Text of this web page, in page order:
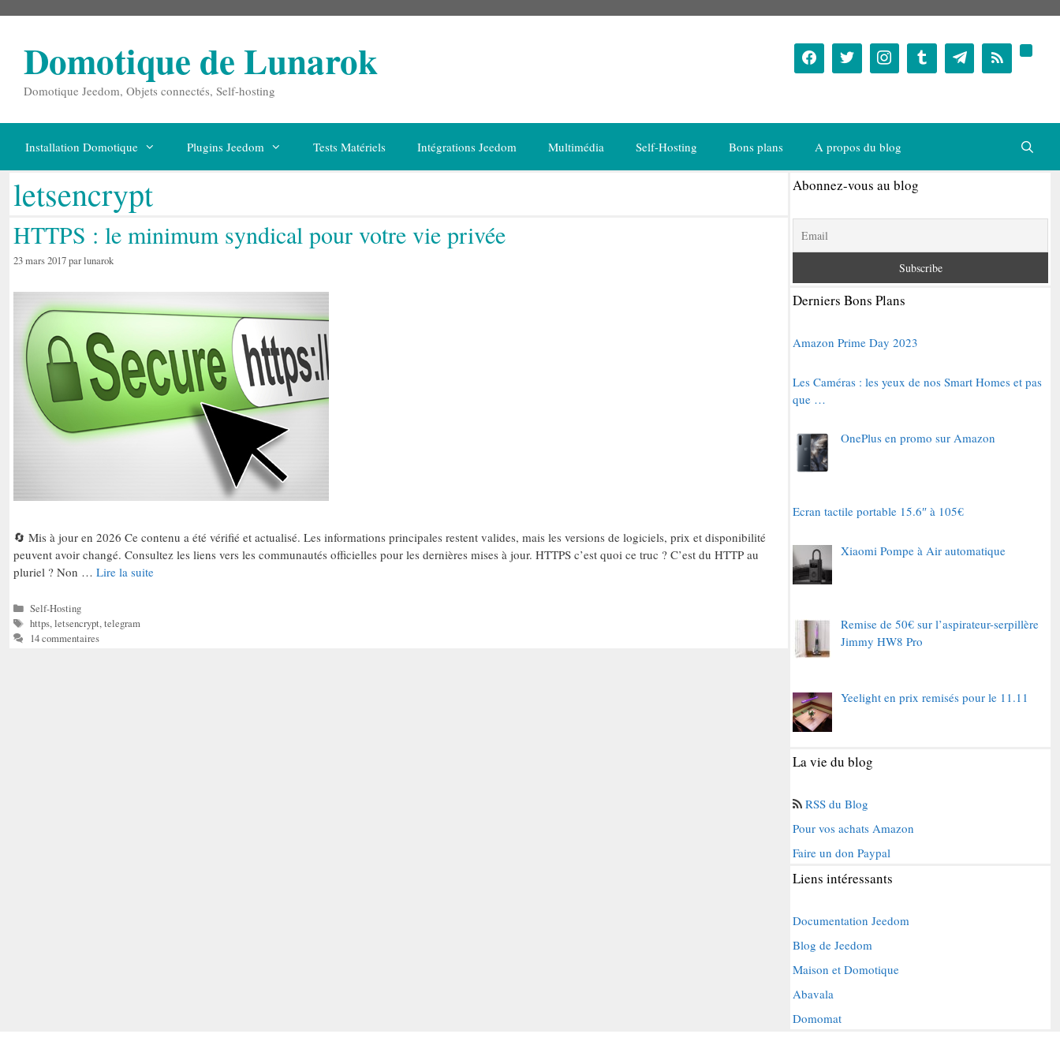
Domotique de Lunarok
Domotique Jeedom, Objets connectés, Self-hosting
Installation Domotique Plugins Jeedom Tests Matériels Intégrations Jeedom Multimédia Self-Hosting Bons plans A propos du blog
letsencrypt
HTTPS : le minimum syndical pour votre vie privée
23 mars 2017parlunarok
🔄 Mis à jour en 2026 Ce contenu a été vérifié et actualisé. Les informations principales restent valides, mais les versions de logiciels, prix et disponibilité
peuvent avoir changé. Consultez les liens vers les communautés officielles pour les dernières mises à jour. HTTPS c’est quoi ce truc ? C’est du HTTP au
pluriel ? Non … Lire la suite
Catégories
Self-Hosting
Étiquettes
https,letsencrypt,telegram
14 commentaires
Abonnez-vous au blog
Derniers Bons Plans
Amazon Prime Day 2023
Les Caméras : les yeux de nos Smart Homes et pas
que …
OnePlus en promo sur Amazon
Ecran tactile portable 15.6″ à 105€
Xiaomi Pompe à Air automatique
Remise de 50€ sur l’aspirateur-serpillère
Jimmy HW8 Pro
Yeelight en prix remisés pour le 11.11
La vie du blog
RSS du Blog
Pour vos achats Amazon
Faire un don Paypal
Liens intéressants
Documentation Jeedom
Blog de Jeedom
Maison et Domotique
Abavala
Domomat